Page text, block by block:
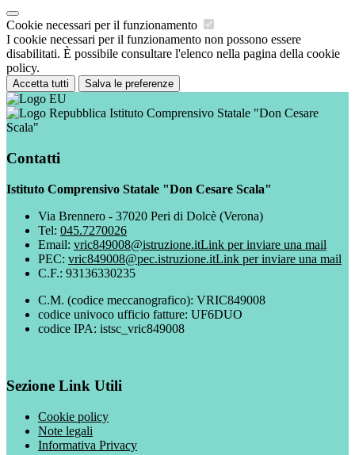
Cookie necessari per il funzionamento
I cookie necessari per il funzionamento non possono essere
disabilitati. È possibile consultare l'elenco nella pagina della cookie
policy.
Accetta tutti Salva le preferenze
Istituto Comprensivo Statale "Don Cesare
Scala"
Contatti
Istituto Comprensivo Statale "Don Cesare Scala"
Via Brennero - 37020 Peri di Dolcè (Verona)
Tel: 045.7270026
Email: vric849008@istruzione.itLink per inviare una mail
PEC: vric849008@pec.istruzione.itLink per inviare una mail
C.F.: 93136330235
C.M. (codice meccanografico): VRIC849008
codice univoco ufficio fatture: UF6DUO
codice IPA: istsc_vric849008
Sezione Link Utili
Cookie policy
Note legali
Informativa Privacy